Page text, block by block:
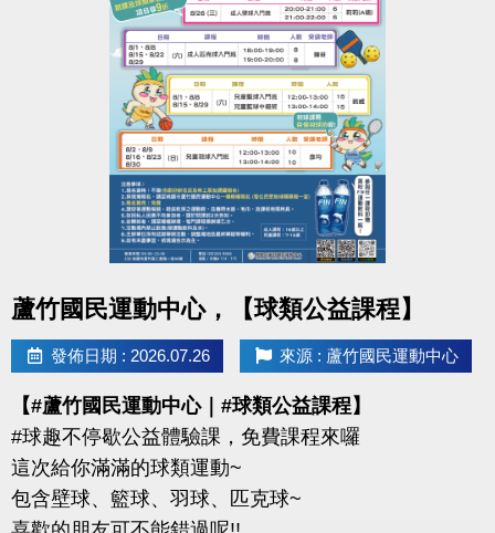
蘆竹國民運動中心，【球類公益課程】
發佈日期 : 2026.07.26 來源 : 蘆竹國民運動中心
【#蘆竹國民運動中心｜#球類公益課程】
#球趣不停歇公益體驗課，免費課程來囉
這次給你滿滿的球類運動~
包含壁球、籃球、羽球、匹克球~